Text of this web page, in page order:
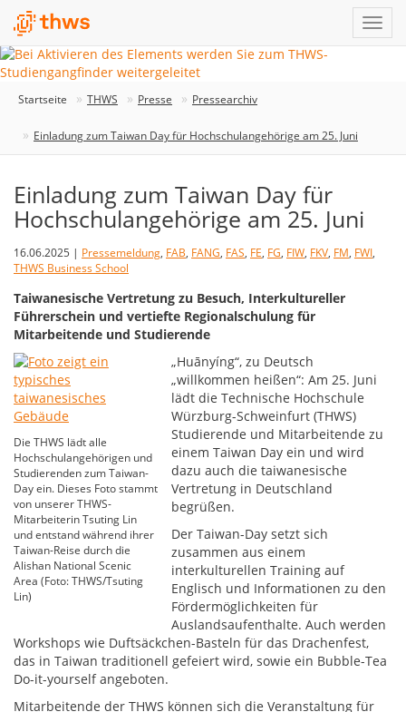
Startseite THWS Presse Pressearchiv
Einladung zum Taiwan Day für Hochschulangehörige am 25. Juni
Einladung zum Taiwan Day für
Hochschulangehörige am 25. Juni
16.06.2025 | Pressemeldung, FAB, FANG, FAS, FE, FG, FIW, FKV, FM, FWI,
THWS Business School
Taiwanesische Vertretung zu Besuch, Interkultureller
Führerschein und vertiefte Regionalschulung für
Mitarbeitende und Studierende
Die THWS lädt alle
Hochschulangehörigen und
Studierenden zum Taiwan-
Day ein. Dieses Foto stammt
von unserer THWS-
Mitarbeiterin Tsuting Lin
und entstand während ihrer
Taiwan-Reise durch die
Alishan National Scenic
Area (Foto: THWS/Tsuting
Lin)
„Huānyíng“, zu Deutsch
„willkommen heißen“: Am 25. Juni
lädt die Technische Hochschule
Würzburg-Schweinfurt (THWS)
Studierende und Mitarbeitende zu
einem Taiwan Day ein und wird
dazu auch die taiwanesische
Vertretung in Deutschland
begrüßen.
Der Taiwan-Day setzt sich
zusammen aus einem
interkulturellen Training auf
Englisch und Informationen zu den
Fördermöglichkeiten für
Auslandsaufenthalte. Auch werden
Workshops wie Duftsäckchen-Basteln für das Drachenfest,
das in Taiwan traditionell gefeiert wird, sowie ein Bubble-Tea
Do-it-yourself angeboten.
Mitarbeitende der THWS können sich die Veranstaltung für